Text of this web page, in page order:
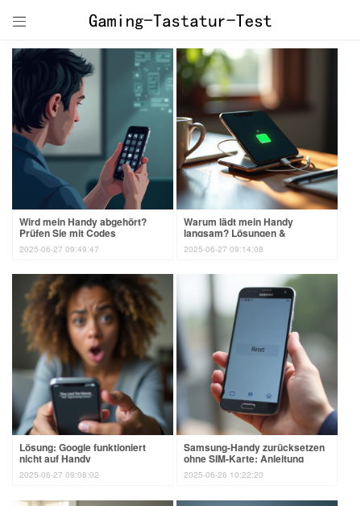

Wird mein Handy abgehört?
Prüfen Sie mit Codes
2025-06-27 09:49:47
Warum lädt mein Handy
langsam? Lösungen &
Ursachen
2025-06-27 09:14:08
Lösung: Google funktioniert
nicht auf Handy
2025-06-27 09:08:02
Samsung-Handy zurücksetzen
ohne SIM-Karte: Anleitung
2025-06-26 10:22:20